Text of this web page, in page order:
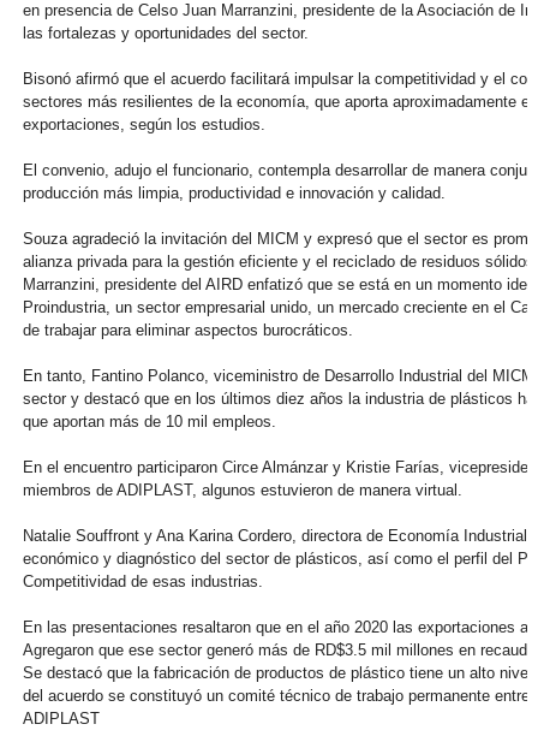
en presencia de Celso Juan Marranzini, presidente de la Asociación de
las fortalezas y oportunidades del sector.
Bisonó afirmó que el acuerdo facilitará impulsar la competitividad y el
sectores más resilientes de la economía, que aporta aproximadamente
exportaciones, según los estudios.
El convenio, adujo el funcionario, contempla desarrollar de manera
producción más limpia, productividad e innovación y calidad.
Souza agradeció la invitación del MICM y expresó que el sector es
alianza privada para la gestión eficiente y el reciclado de residuos
Marranzini, presidente del AIRD enfatizó que se está en un momento
Proindustria, un sector empresarial unido, un mercado creciente en el
de trabajar para eliminar aspectos burocráticos.
En tanto, Fantino Polanco, viceministro de Desarrollo Industrial del
sector y destacó que en los últimos diez años la industria de plásticos
que aportan más de 10 mil empleos.
En el encuentro participaron Circe Almánzar y Kristie Farías,
miembros de ADIPLAST, algunos estuvieron de manera virtual.
Natalie Souffront y Ana Karina Cordero, directora de Economía
económico y diagnóstico del sector de plásticos, así como el perfil del
Competitividad de esas industrias.
En las presentaciones resaltaron que en el año 2020 las exportaciones
Agregaron que ese sector generó más de RD$3.5 mil millones en
Se destacó que la fabricación de productos de plástico tiene un alto
del acuerdo se constituyó un comité técnico de trabajo permanente
ADIPLAST